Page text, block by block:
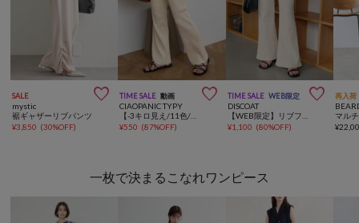
SALE 
mystic
裾ギャザーリブパンツ
¥3,850 (30%OFF)
TIME SALE 動画 
CIAOPANIC TYPY
¥550 (87%OFF)
TIME SALE WEB限定 
DISCOAT
¥1,100 (80%OFF)
再入荷
¥
一枚で決まるこなれワンピース